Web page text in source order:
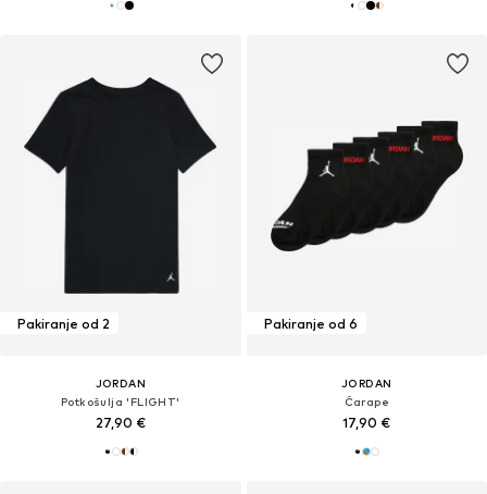
Pakiranje od 2
JORDAN
Potkošulja 'FLIGHT'
27,90 €
Pakiranje od 6
JORDAN
Čarape
17,90 €